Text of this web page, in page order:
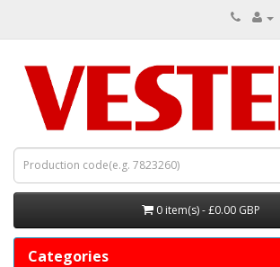
0 item(s) - £0.00 GBP
Categories